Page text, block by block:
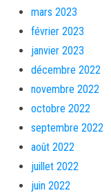
mars 2023
février 2023
janvier 2023
décembre 2022
novembre 2022
octobre 2022
septembre 2022
août 2022
juillet 2022
juin 2022